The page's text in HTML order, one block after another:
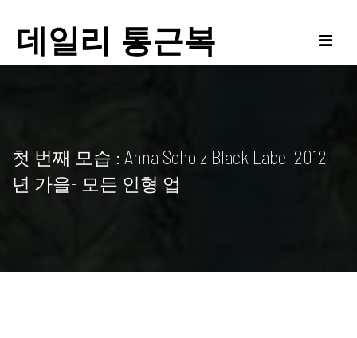
content데일리 통근복
첫 번째 모습 : Anna Scholz Black Label 2012
년 가을- 모든 인형 업